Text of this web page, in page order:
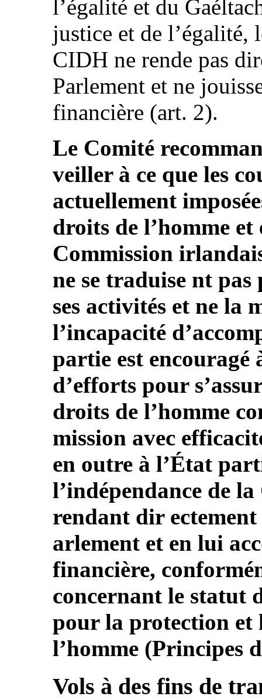
l’égalité et du
justice et de l’égalité,
CIDH ne rende pas
Parlement et ne
financière (art. 2).
Le Comité
veiller à ce que les
actuellement
droits de l’homme
Commission
ne se traduise nt
ses activités et ne la
l’incapacité
partie est encouragé
d’efforts pour
droits de l’homme
mission avec
en outre à l’État
l’indépendance de
rendant dir ectement
arlement et en lui
financière,
concernant le statut
pour la protection et
l’homme (Principes
Vols à des fins de